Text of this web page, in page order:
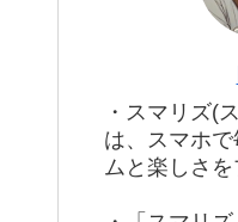
・スマリズ(
は、スマホ
ムと楽しさ